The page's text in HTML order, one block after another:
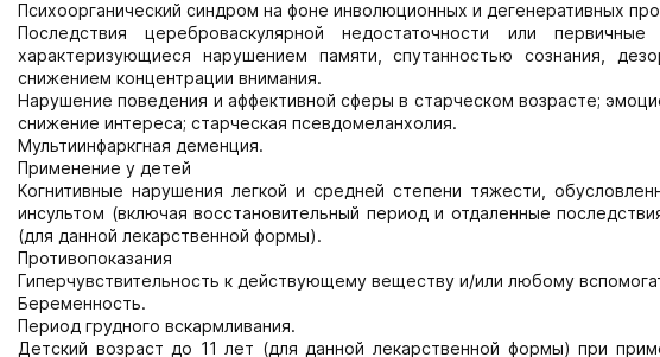
Психоорганический синдром на фоне инволюционных и дегенеративных
Последствия цереброваскулярной недостаточности или
характеризующиеся нарушением памяти, спутанностью сознания,
снижением концентрации внимания.
Нарушение поведения и аффективной сферы в старческом возрасте;
снижение интереса; старческая псевдомеланхолия.
Мультиинфаркгная деменция.
Применение у детей
Когнитивные нарушения легкой и средней степени тяжести,
инсультом (включая восстановительный период и отдаленные
(для данной лекарственной формы).
Противопоказания
Гиперчувствительность к действующему веществу и/или любому
Беременность.
Период грудного вскармливания.
Детский возраст до 11 лет (для данной лекарственной формы) при